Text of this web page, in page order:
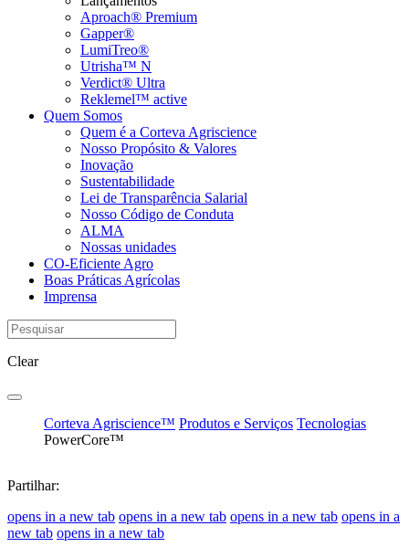
Aproach® Premium
Gapper®
LumiTreo®
Utrisha™ N
Verdict® Ultra
Reklemel™ active
Quem Somos
Quem é a Corteva Agriscience
Nosso Propósito & Valores
Inovação
Sustentabilidade
Lei de Transparência Salarial
Nosso Código de Conduta
ALMA
Nossas unidades
CO-Eficiente Agro
Boas Práticas Agrícolas
Imprensa
Clear
Corteva Agriscience™ Produtos e Serviços Tecnologias
PowerCore™
Partilhar:
opens in a new tab opens in a new tab opens in a new tab opens in a
new tab opens in a new tab